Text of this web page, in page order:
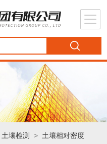
土壤检测 > 土壤相对密度